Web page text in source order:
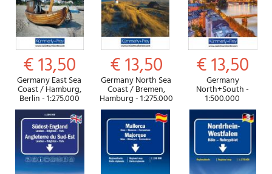
€ 13,50
Germany East Sea
Coast / Hamburg,
Berlin - 1:275.000
€ 13,50
Germany North Sea
Coast / Bremen,
Hamburg - 1:275.000
€ 13,50
Germany
North+South -
1:500.000